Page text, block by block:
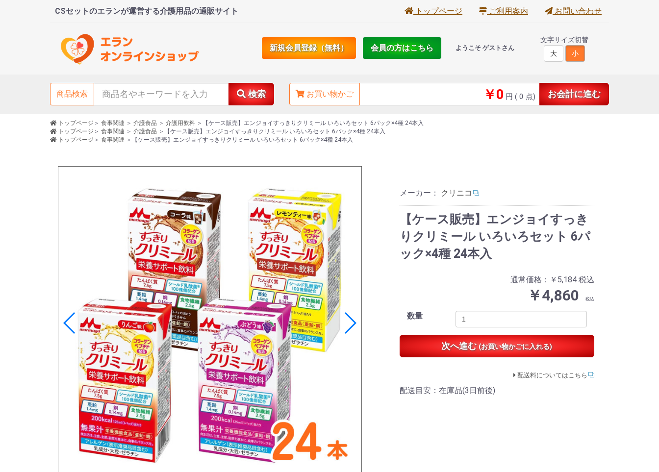
CSセットのエランが運営する介護用品の通販サイト トップページ ご利用案内 お問い合わせ
新規会員登録（無料） 会員の方はこちら ようこそ ゲストさん
文字サイズ切替
大 小
商品検索 検索 お買い物かご ￥0 円 ( 0 点) お会計に進む
トップページ ＞ 食事関連 ＞ 介護食品 ＞ 介護用飲料 ＞
【ケース販売】エンジョイすっきりクリミール いろいろセット 6パック×4種 24本入
トップページ ＞ 食事関連 ＞ 介護食品 ＞
【ケース販売】エンジョイすっきりクリミール いろいろセット 6パック×4種 24本入
トップページ ＞ 食事関連 ＞ 【ケース販売】エンジョイすっきりクリミール いろいろセット 6パック×4種 24本入
メーカー： クリニコ
【ケース販売】エンジョイすっき
りクリミール いろいろセット 6パ
ック×4種 24本入
通常価格：￥5,184 税込
￥4,860 税込
数量
次へ進む (お買い物かごに入れる)
配送料についてはこちら
配送目安：在庫品(3日前後)